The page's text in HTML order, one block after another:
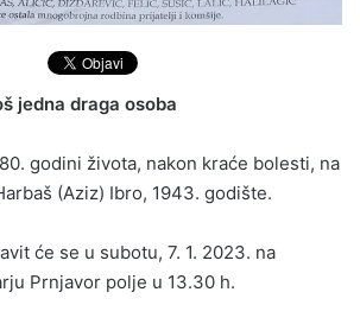
jedna draga osoba
godini života, nakon kraće bolesti, na
(Aziz) Ibro, 1943. godište.
će se u subotu, 7. 1. 2023. na
Prnjavor polje u 13.30 h.